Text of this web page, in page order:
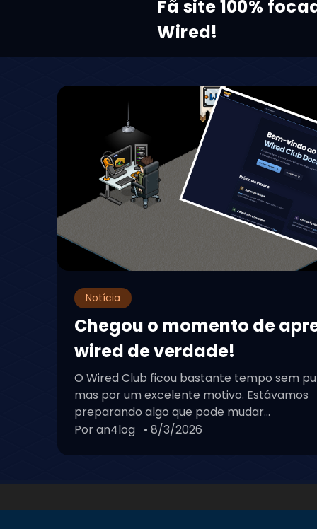
Fã site 100%
Wired!
Notícia
Chegou o momento de
wired de verdade!
O Wired Club ficou bastante tempo sem
mas por um excelente motivo. Estávamos
preparando algo que pode mudar...
Por an4log • 8/3/2026